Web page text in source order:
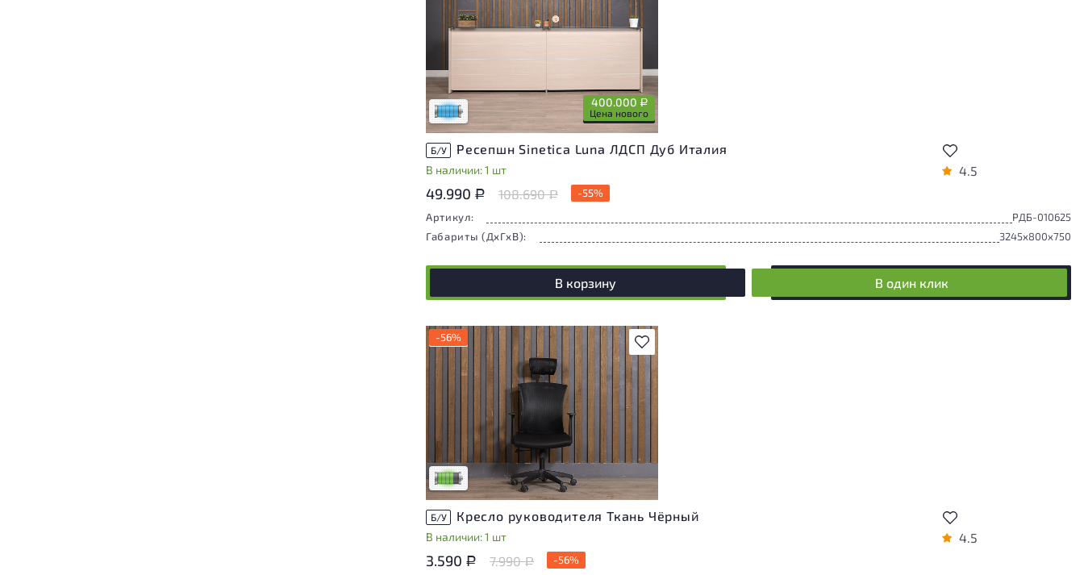
400.000 Р
Цена нового
Состояние товара приближено к новому,
могут присутствовать незначительные
Низкая степень износа
Б/У Ресепшн Sinetica Luna ЛДСП Дуб Италия
В наличии: 1 шт 4.5
49.990 Р 108.690Р
-55%
Артикул:
РДБ-010625
Габариты (ДxГxВ):
3245x800x750
В корзину В один клик
В избранное
-56%
У товара присутствуют незначительные
следы эксплуатации, не влияющие на
удобство его использования
Низкая степень износа
Б/У Кресло руководителя Ткань Чёрный
В наличии: 1 шт 4.5
3.590 Р 7.990Р
-56%